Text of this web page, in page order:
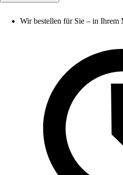
Wir bestellen für Sie – in Ihrem